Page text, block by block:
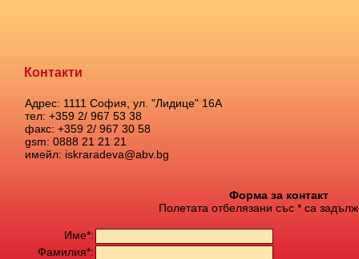
Контакти
Адрес: 1111 София, ул. "Лидице" 16А
тел: +359 2/ 967 53 38
факс: +359 2/ 967 30 58
gsm: 0888 21 21 21
имейл: iskraradeva@abv.bg
Форма за контакт
Полетата отбелязани със * са
Име*:
Фамилия*: